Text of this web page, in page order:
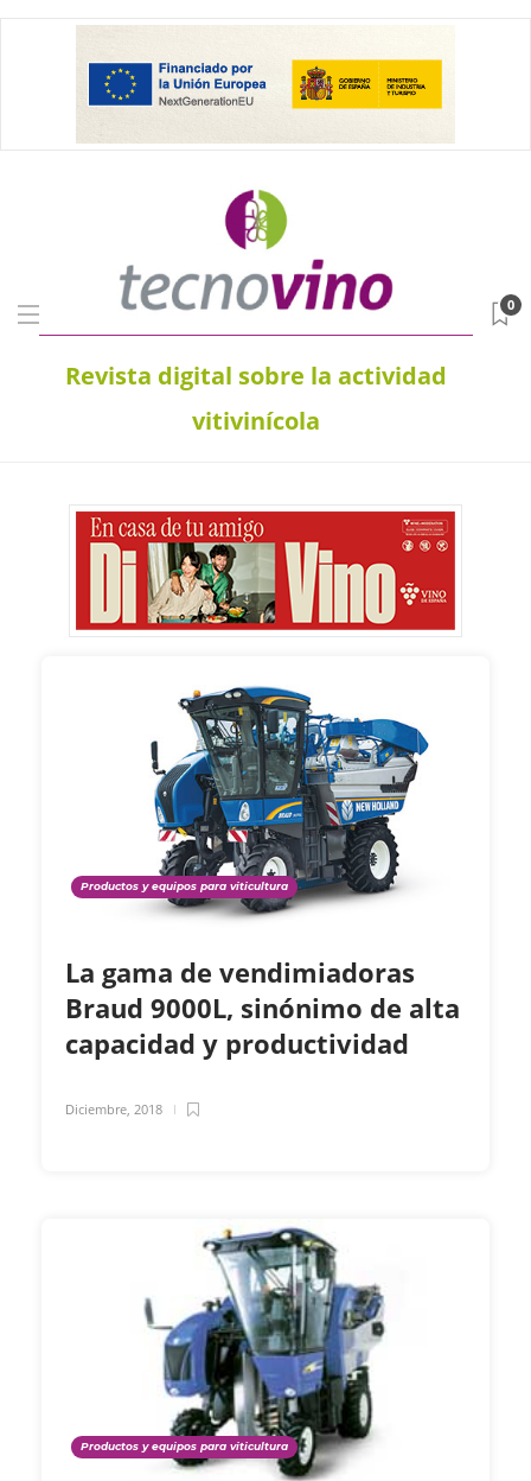
Revista digital sobre la actividad
vitivinícola
0
Productos y equipos para viticultura
La gama de vendimiadoras
Braud 9000L, sinónimo de alta
capacidad y productividad
Diciembre, 2018
Productos y equipos para viticultura